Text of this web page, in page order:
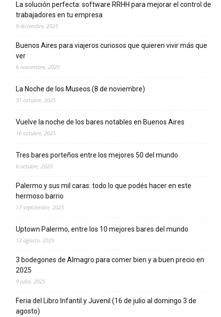
La solución perfecta: software RRHH para mejorar el control de
trabajadores en tu empresa
9 diciembre, 2025
Buenos Aires para viajeros curiosos que quieren vivir más que
ver
6 noviembre, 2025
La Noche de los Museos (8 de noviembre)
31 octubre, 2025
Vuelve la noche de los bares notables en Buenos Aires
16 octubre, 2025
Tres bares porteños entre los mejores 50 del mundo
6 octubre, 2025
Palermo y sus mil caras: todo lo que podés hacer en este
hermoso barrio
17 septiembre, 2025
Uptown Palermo, entre los 10 mejores bares del mundo
12 agosto, 2025
3 bodegones de Almagro para comer bien y a buen precio en
2025
9 julio, 2025
Feria del Libro Infantil y Juvenil (16 de julio al domingo 3 de
agosto)